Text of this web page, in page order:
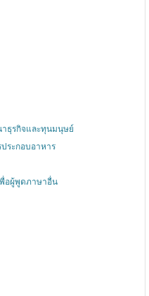
ธุรกิจและทุนมนุษย์
ระกอบอาหาร
อผู้พูดภาษาอื่น